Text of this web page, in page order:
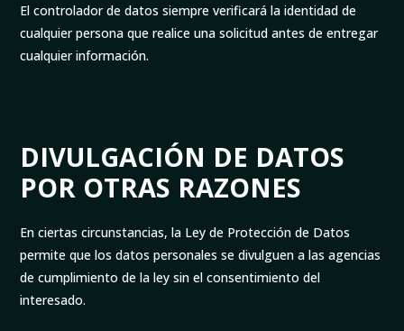
El controlador de datos siempre verificará la identidad de
cualquier persona que realice una solicitud antes de entregar
cualquier información.
DIVULGACIÓN DE DATOS
POR OTRAS RAZONES
En ciertas circunstancias, la Ley de Protección de Datos
permite que los datos personales se divulguen a las agencias
de cumplimiento de la ley sin el consentimiento del
interesado.